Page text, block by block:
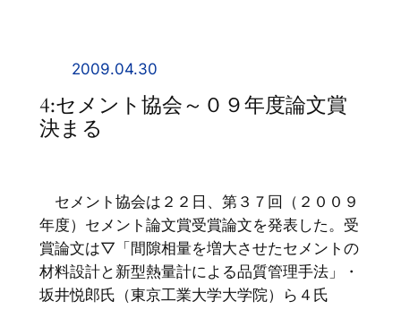
2009.04.30
4:セメント協会～０９年度論文賞
決まる
セメント協会は２２日、第３７回（２００９
年度）セメント論文賞受賞論文を発表した。受
賞論文は▽「間隙相量を増大させたセメントの
材料設計と新型熱量計による品質管理手法」・
坂井悦郎氏（東京工業大学大学院）ら４氏